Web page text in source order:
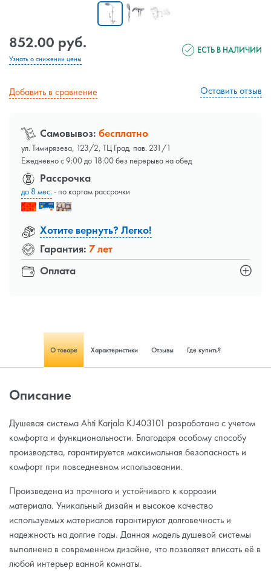
852.00 руб.
Узнать о снижении цены
ЕСТЬ В НАЛИЧИИ
Добавить в сравнение Оставить отзыв
Самовывоз: бесплатно
ул. Тимирязева, 123/2, ТЦ Град, пав. 231/1
Ежедневно с 9:00 до 18:00 без перерыва на обед
Оплата
Рассрочка
до 8 мес.- по картам рассрочки
Хотите вернуть? Легко!
Гарантия: 7 лет
О товаре Характеристики Отзывы Где купить?
Описание
Душевая система Ahti Karjala KJ403101 разработана с учетом
комфорта и функциональности. Благодаря особому способу
производства, гарантируется максимальная безопасность и
комфорт при повседневном использовании.
Произведена из прочного и устойчивого к коррозии
материала. Уникальный дизайн и высокое качество
используемых материалов гарантируют долговечность и
надежность на долгие годы. Данная модель душевой системы
выполнена в современном дизайне, что позволяет вписать её в
любой интерьер ванной комнаты.